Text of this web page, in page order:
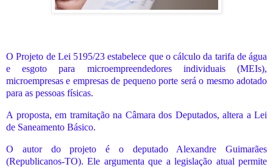
O Projeto de Lei 5195/23 estabelece que o cálculo da tarifa de água
e esgoto para microempreendedores individuais (MEIs),
microempresas e empresas de pequeno porte será o mesmo adotado
para as pessoas físicas.
A proposta, em tramitação na Câmara dos Deputados, altera a Lei
de Saneamento Básico.
O autor do projeto é o deputado Alexandre Guimarães
(Republicanos-TO). Ele argumenta que a legislação atual permite